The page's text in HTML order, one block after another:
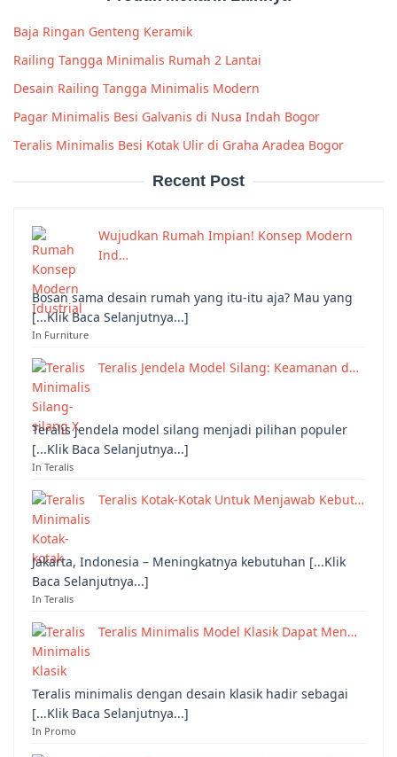
Baja Ringan Genteng Keramik
Railing Tangga Minimalis Rumah 2 Lantai
Desain Railing Tangga Minimalis Modern
Pagar Minimalis Besi Galvanis di Nusa Indah Bogor
Teralis Minimalis Besi Kotak Ulir di Graha Aradea Bogor
Recent Post
Wujudkan Rumah Impian! Konsep Modern
Ind…
Bosan sama desain rumah yang itu-itu aja? Mau yang
[...Klik Baca Selanjutnya...]
In Furniture
Teralis Jendela Model Silang: Keamanan d…
Teralis jendela model silang menjadi pilihan populer
[...Klik Baca Selanjutnya...]
In Teralis
Teralis Kotak-Kotak Untuk Menjawab Kebut…
Jakarta, Indonesia – Meningkatnya kebutuhan [...Klik
Baca Selanjutnya...]
In Teralis
Teralis Minimalis Model Klasik Dapat Men…
Teralis minimalis dengan desain klasik hadir sebagai
[...Klik Baca Selanjutnya...]
In Promo